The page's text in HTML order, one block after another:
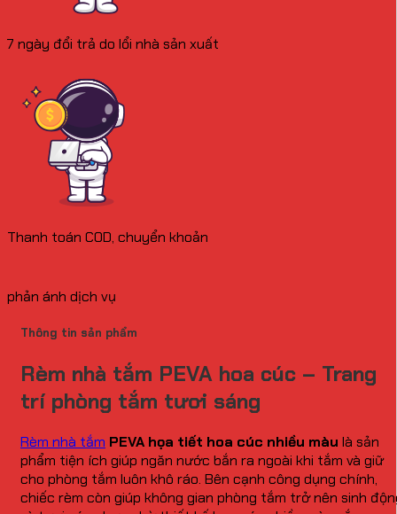
7 ngày đổi trả do lổi nhà sản xuất
Thanh toán COD, chuyển khoản
phản ánh dịch vụ
Thông tin sản phẩm
Rèm nhà tắm PEVA hoa cúc – Trang
trí phòng tắm tươi sáng
Rèm nhà tắm PEVA họa tiết hoa cúc nhiều màu là sản
phẩm tiện ích giúp ngăn nước bắn ra ngoài khi tắm và giữ
cho phòng tắm luôn khô ráo. Bên cạnh công dụng chính,
chiếc rèm còn giúp không gian phòng tắm trở nên sinh